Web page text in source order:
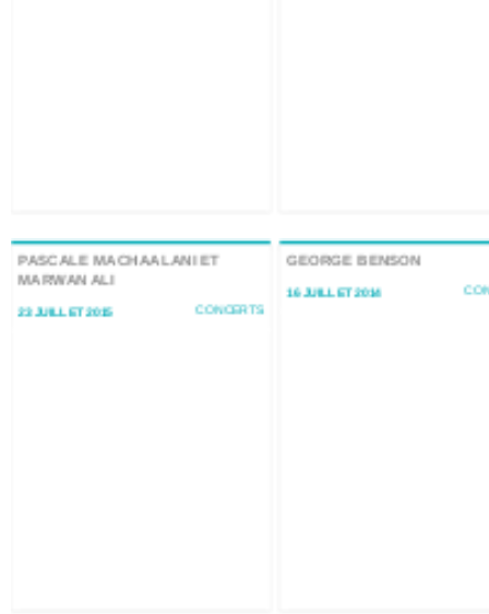
PASCALE MACHAALANI ET
MARWAN ALI
23 JUILLET 2015 CONCERTS
GEORGE BENSON
16 JUILLET 2014